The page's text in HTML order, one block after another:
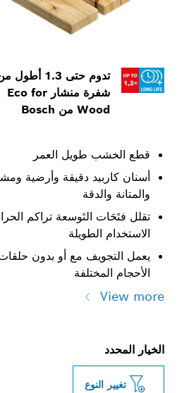
تدوم حتى 1.3 أطول من
شفرة منشار Eco for
طويل العمر
دقيقة وأرضية ومشحوذة لتوفير القوة
التَوسعة تراكم الحرارة لضمان فترة
مع أو بدون حلقات تصغير لتناسب